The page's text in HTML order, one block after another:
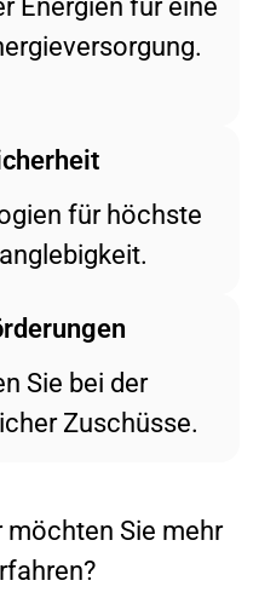
für höchste
Sie bei der
Zuschüsse.
möchten Sie mehr